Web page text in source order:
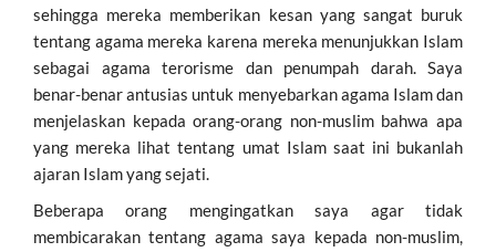
sehingga mereka memberikan kesan yang sangat buruk
tentang agama mereka karena mereka menunjukkan Islam
sebagai agama terorisme dan penumpah darah. Saya
benar-benar antusias untuk menyebarkan agama Islam dan
menjelaskan kepada orang-orang non-muslim bahwa apa
yang mereka lihat tentang umat Islam saat ini bukanlah
ajaran Islam yang sejati.
Beberapa orang mengingatkan saya agar tidak
membicarakan tentang agama saya kepada non-muslim,